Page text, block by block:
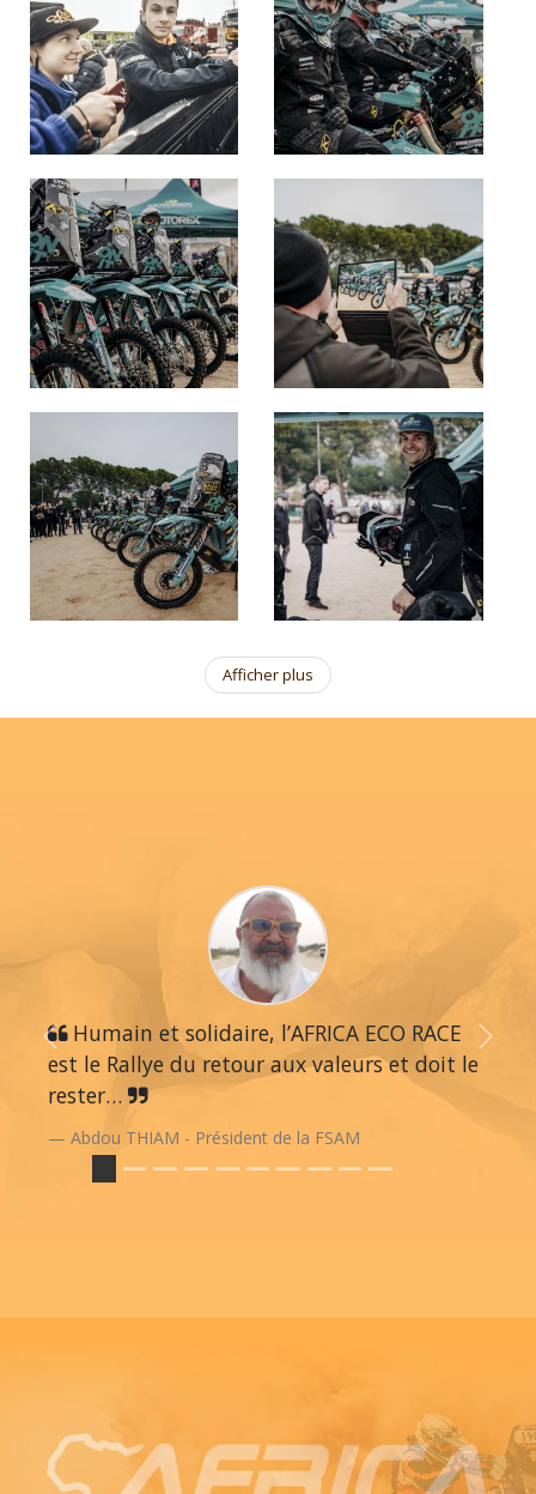
Afficher plus
Humain et solidaire, l’AFRICA ECO RACE
est le Rallye du retour aux valeurs et doit le
rester…
Abdou THIAM - Président de la FSAM
Previous Next